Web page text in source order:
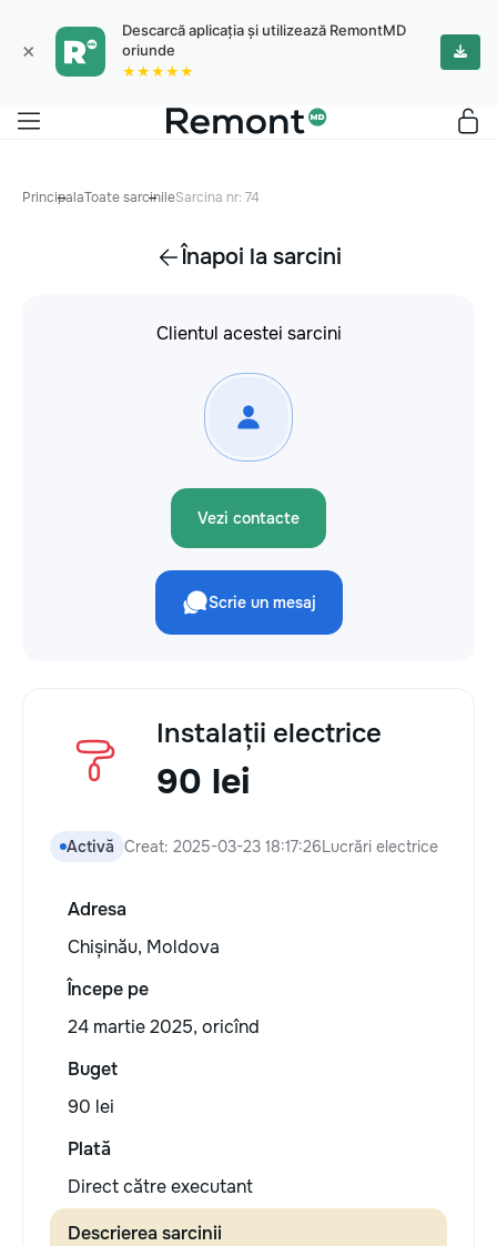
×
Descarcă aplicația și utilizează RemontMD
oriunde
★★★★★
PrincipalaToate sarcinileSarcina nr: 74
Înapoi la sarcini
Clientul acestei sarcini
Vezi contacte
Scrie un mesaj
Instalații electrice
90 lei
Activă Creat: 2025-03-23 18:17:26Lucrări electrice
Adresa
Chișinău, Moldova
Începe pe
24 martie 2025, oricînd
Buget
90 lei
Plată
Direct către executant
Descrierea sarcinii